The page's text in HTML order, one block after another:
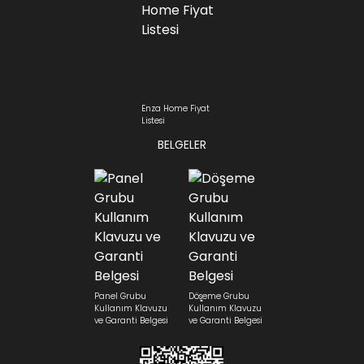
Enza Home Fiyat
Listesi
BELGELER
Panel Grubu
Kullanım Klavuzu
ve Garanti Belgesi
Döşeme Grubu
Kullanım Klavuzu
ve Garanti Belgesi